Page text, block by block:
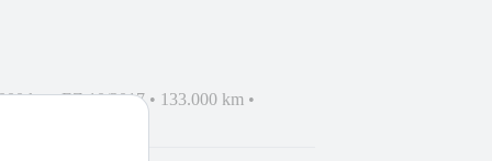
kg•EZ 10/2017• 133.000 km •